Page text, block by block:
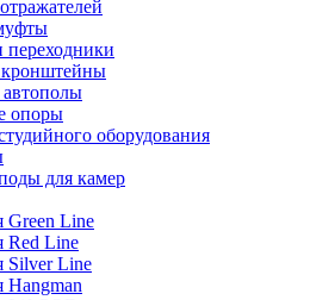
опоры
оборудования
для камер
Green Line
Red Line
Silver Line
Hangman